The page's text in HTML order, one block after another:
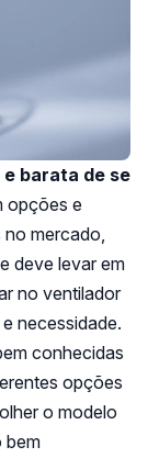
barata de se
opções e
mercado,
deve levar em
no ventilador
necessidade.
conhecidas
opções
o modelo
bem